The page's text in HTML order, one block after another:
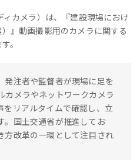
カメラ）は、『建設現場におけ
』動画撮影用のカメラに関する
。
発注者や監督者が現場に足を
カメラやネットワークカメラ
をリアルタイムで確認し、立
。国土交通省が推進してお
方改革の一環として注目され